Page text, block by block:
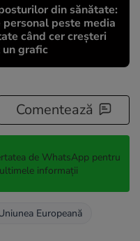
din sănătate:
peste media
când cer creșteri
grafic
Comentează
de WhatsApp pentru
informații
Europeană